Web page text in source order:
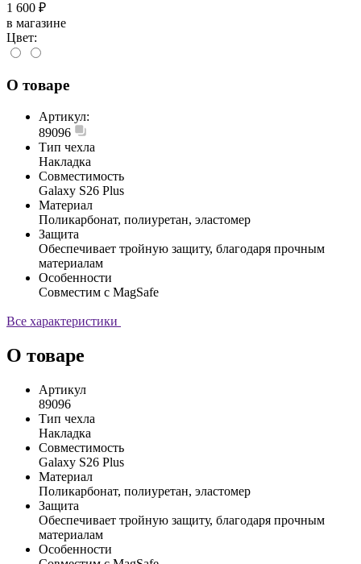
1 600 ₽
в магазине
Цвет:
О товаре
Артикул:
89096
Тип чехла
Накладка
Совместимость
Galaxy S26 Plus
Материал
Поликарбонат, полиуретан, эластомер
Защита
Обеспечивает тройную защиту, благодаря прочным
материалам
Особенности
Совместим с MagSafe
Все характеристики
О товаре
Артикул
89096
Тип чехла
Накладка
Совместимость
Galaxy S26 Plus
Материал
Поликарбонат, полиуретан, эластомер
Защита
Обеспечивает тройную защиту, благодаря прочным
материалам
Особенности